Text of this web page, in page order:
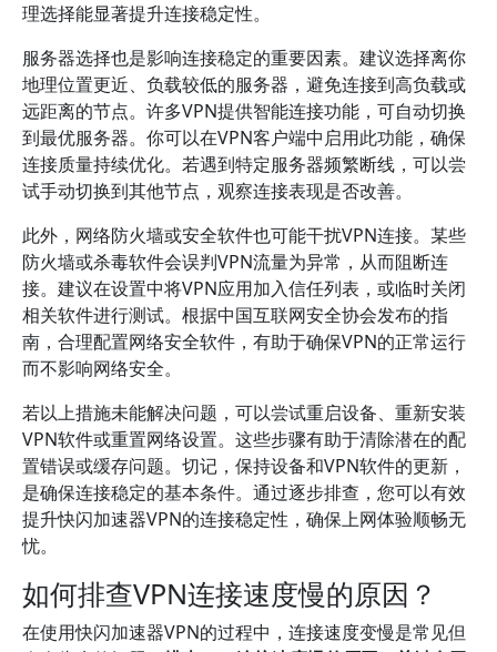
理选择能显著提升连接稳定性。
服务器选择也是影响连接稳定的重要因素。建议选择离你
地理位置更近、负载较低的服务器，避免连接到高负载或
远距离的节点。许多VPN提供智能连接功能，可自动切换
到最优服务器。你可以在VPN客户端中启用此功能，确保
连接质量持续优化。若遇到特定服务器频繁断线，可以尝
试手动切换到其他节点，观察连接表现是否改善。
此外，网络防火墙或安全软件也可能干扰VPN连接。某些
防火墙或杀毒软件会误判VPN流量为异常，从而阻断连
接。建议在设置中将VPN应用加入信任列表，或临时关闭
相关软件进行测试。根据中国互联网安全协会发布的指
南，合理配置网络安全软件，有助于确保VPN的正常运行
而不影响网络安全。
若以上措施未能解决问题，可以尝试重启设备、重新安装
VPN软件或重置网络设置。这些步骤有助于清除潜在的配
置错误或缓存问题。切记，保持设备和VPN软件的更新，
是确保连接稳定的基本条件。通过逐步排查，您可以有效
提升快闪加速器VPN的连接稳定性，确保上网体验顺畅无
忧。
如何排查VPN连接速度慢的原因？
在使用快闪加速器VPN的过程中，连接速度变慢是常见但